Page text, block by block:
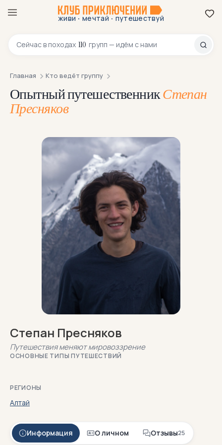
живи · мечтай · путешествуй
Сейчас в походах 110 групп — идём с нами
8 800 200-70-23
Главная Кто ведёт группу
Опытный путешественникСтепан
Пресняков
Степан Пресняков
Путешествия меняют мировоззрение
ОСНОВНЫЕ ТИПЫ ПУТЕШЕСТВИЙ
РЕГИОНЫ
Алтай
Информация О личном Отзывы25